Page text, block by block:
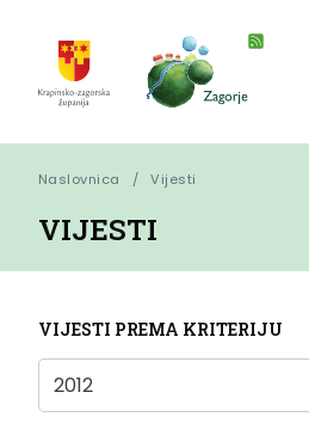
Naslovnica Vijesti
VIJESTI
VIJESTI PREMA KRITERIJU